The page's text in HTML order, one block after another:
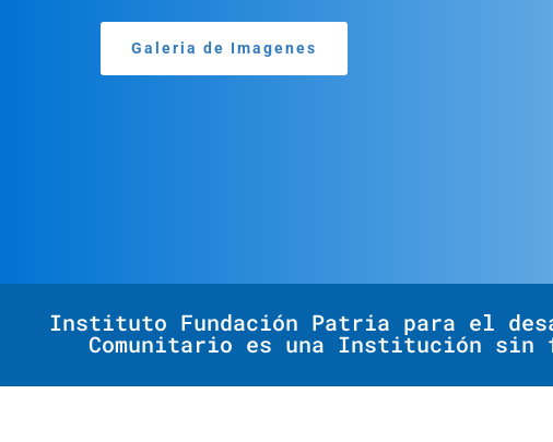
Galeria de Imagenes
Instituto Fundación Patria para el
Comunitario es una Institución sin